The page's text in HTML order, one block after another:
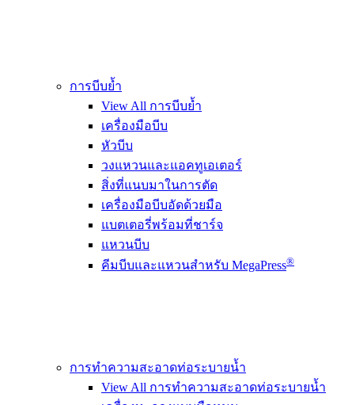
การบีบย้ำ
View All การบีบย้ำ
เครื่องมือบีบ
หัวบีบ
วงแหวนและแอคทูเอเตอร์
สิ่งที่แนบมาในการตัด
เครื่องมือบีบอัดด้วยมือ
แบตเตอรี่พร้อมที่ชาร์จ
แหวนบีบ
คีมบีบและแหวนสำหรับ MegaPress®
การทำความสะอาดท่อระบายน้ำ
View All การทำความสะอาดท่อระบายน้ำ